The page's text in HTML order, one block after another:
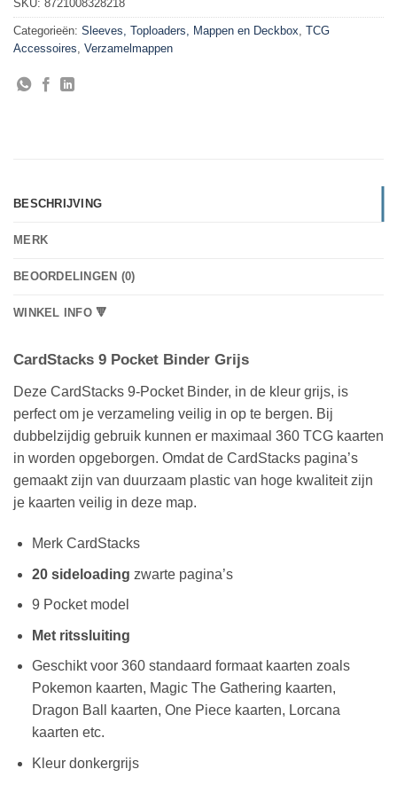
SKU: 8721008328218
Categorieën: Sleeves, Toploaders, Mappen en Deckbox TCG
Accessoires Verzamelmappen
BESCHRIJVING
MERK
BEOORDELINGEN (0)
WINKEL INFO 🔻
CardStacks 9 Pocket Binder Grijs
Deze CardStacks 9-Pocket Binder, in de kleur grijs, is
perfect om je verzameling veilig in op te bergen. Bij
dubbelzijdig gebruik kunnen er maximaal 360 TCG kaarten
in worden opgeborgen. Omdat de CardStacks pagina’s
gemaakt zijn van duurzaam plastic van hoge kwaliteit zijn
je kaarten veilig in deze map.
Merk CardStacks
20 sideloading zwarte pagina’s
9 Pocket model
Met ritssluiting
Geschikt voor 360 standaard formaat kaarten zoals
Pokemon kaarten, Magic The Gathering kaarten,
Dragon Ball kaarten, One Piece kaarten, Lorcana
kaarten etc.
Kleur donkergrijs